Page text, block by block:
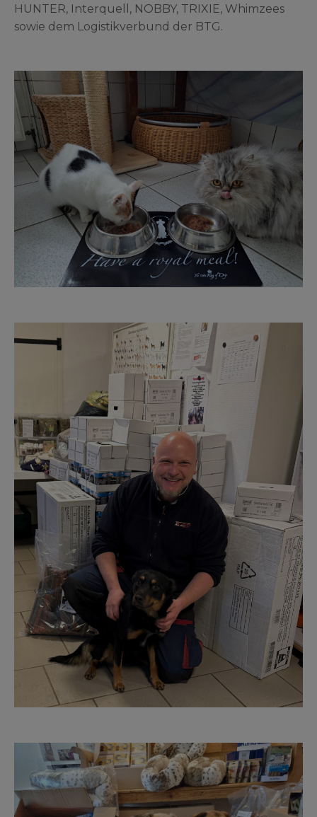
HUNTER, Interquell, NOBBY, TRIXIE, Whimzees
sowie dem Logistikverbund der BTG.